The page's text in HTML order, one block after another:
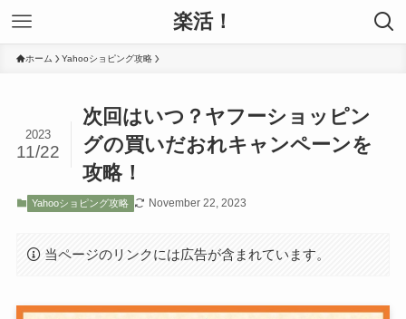
楽活！
ホーム Yahooショピング攻略
次回はいつ？ヤフーショッピン
グの買いだおれキャンペーンを
攻略！
2023
11/22
Yahooショピング攻略 November 22, 2023
当ページのリンクには広告が含まれています。